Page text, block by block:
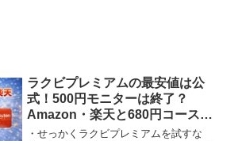
ラクビプレミアムの最安値は公
式！500円モニターは終了？
Amazon・楽天と680円コースを
比較
・せっかくラクビプレミアムを試すな